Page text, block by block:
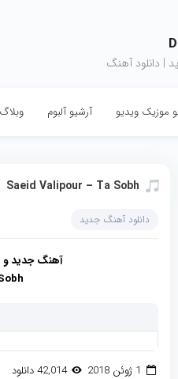
| دانلود آهنگ
موزیک ویدیو آرشیو آلبوم وبلاگ
Saeid Valipour – Ta Sobh
دانلود آهنگ جدید
آهنگ جدید و
42,014 دانلود